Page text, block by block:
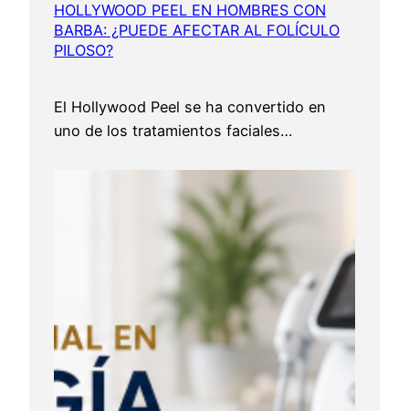
HOLLYWOOD PEEL EN HOMBRES CON
BARBA: ¿PUEDE AFECTAR AL FOLÍCULO
PILOSO?
El Hollywood Peel se ha convertido en
uno de los tratamientos faciales…